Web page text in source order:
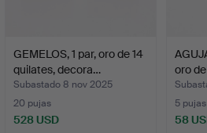
GEMELOS, 1 par, oro de 14
quilates, decora…
Subastado 8 nov 2025
20 pujas
528 USD
oro
5 pujas
58